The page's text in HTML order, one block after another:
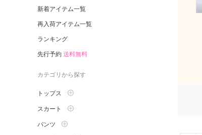
新着アイテム一覧
再入荷アイテム一覧
ランキング
先行予約 送料無料
カテゴリから探す
トップス
スカート
パンツ